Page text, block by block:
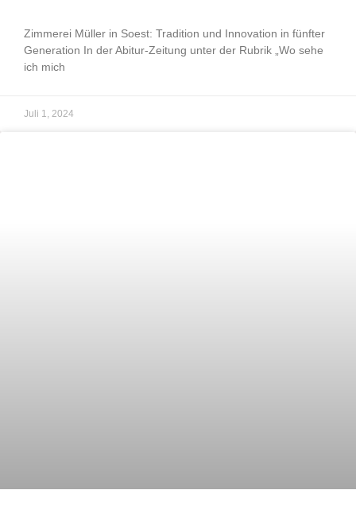
Zimmerei Müller in Soest: Tradition und Innovation in fünfter
Generation In der Abitur-Zeitung unter der Rubrik „Wo sehe
ich mich
Juli 1, 2024